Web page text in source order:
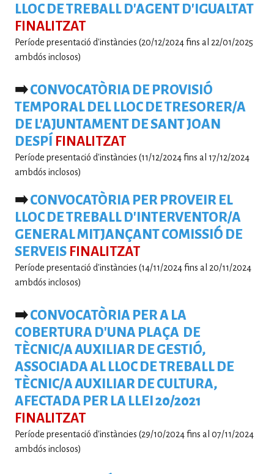
LLOC DE TREBALL D'AGENT D'IGUALTAT
FINALITZAT
Període presentació d'instàncies (20/12/2024 fins al 22/01/2025
ambdós inclosos)
➡️CONVOCATÒRIA DE PROVISIÓ
TEMPORAL DEL LLOC DE TRESORER/A
DE L'AJUNTAMENT DE SANT JOAN
DESPÍ
FINALITZAT
Període presentació d'instàncies (11/12/2024 fins al 17/12/2024
ambdós inclosos)
➡️CONVOCATÒRIA PER PROVEIR EL
LLOC DE TREBALL D'INTERVENTOR/A
GENERAL MITJANÇANT COMISSI´Ó DE
SERVEIS FINALITZAT
Període presentació d'instàncies (14/11/2024 fins al 20/11/2024
ambdós inclosos)
➡️CONVOCATÒRIA PER A LA
COBERTURA D'UNA PLAÇA DE
TÈCNIC/A AUXILIAR DE GESTIÓ,
ASSOCIADA AL LLOC DE TREBALL DE
TÈCNIC/A AUXILIAR DE CULTURA,
AFECTADA PER LA LLEI 20/2021
FINALITZAT
Període presentació d'instàncies (29/10/2024 fins al 07/11/2024
ambdós inclosos)